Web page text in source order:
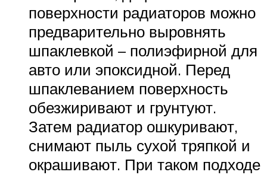
поверхности радиаторов можно
предварительно выровнять
шпаклевкой – полиэфирной для
авто или эпоксидной. Перед
шпаклеванием поверхность
обезжиривают и грунтуют.
Затем радиатор ошкуривают,
снимают пыль сухой тряпкой и
окрашивают. При таком подходе